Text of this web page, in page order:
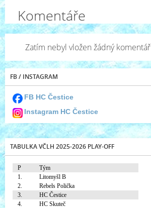
Komentáře
Zatím nebyl vložen žádný komentář
FB / INSTAGRAM
FB HC Čestice
Instagram HC Čestice
TABULKA VČLH 2025-2026 PLAY-OFF
P
Tým
1.
Litomyšl B
2.
Rebels Polička
3.
HC Čestice
4.
HC Skuteč